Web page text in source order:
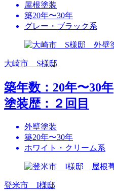
屋根塗装
築20年〜30年
グレー・ブラック系
大崎市 S様邸
築年数：20年〜30年
塗装歴：２回目
外壁塗装
築20年〜30年
ホワイト・クリーム系
登米市 I様邸